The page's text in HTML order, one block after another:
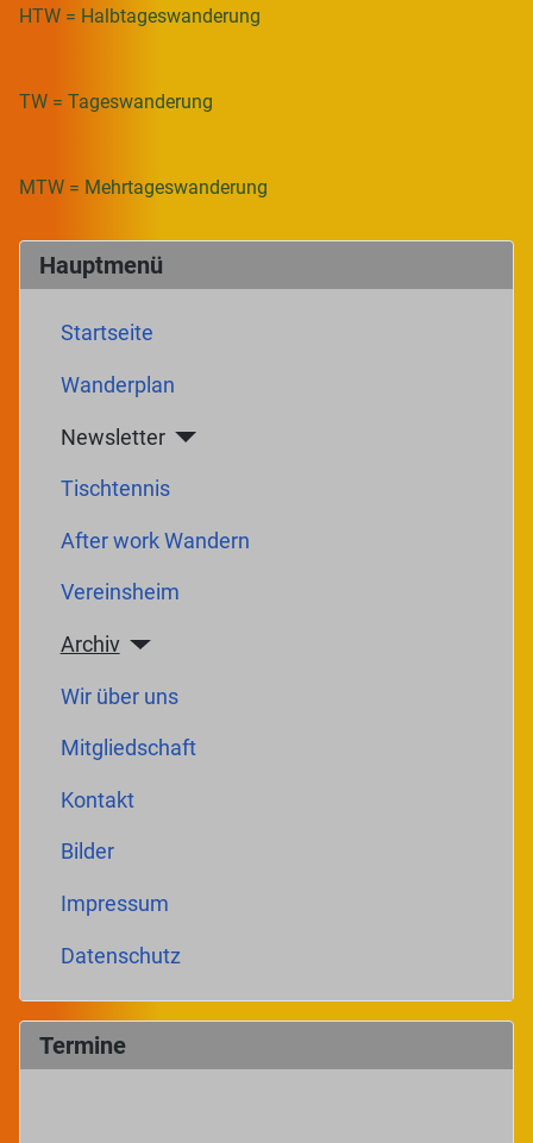
Hauptmenü
Startseite
Wanderplan
Newsletter
Tischtennis
After work Wandern
Vereinsheim
Archiv
Wir über uns
Mitgliedschaft
Kontakt
Bilder
Impressum
Datenschutz
Termine
HTW = Halbtageswanderung
TW = Tageswanderung
MTW = Mehrtageswanderung